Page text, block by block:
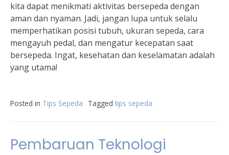
kita dapat menikmati aktivitas bersepeda dengan
aman dan nyaman. Jadi, jangan lupa untuk selalu
memperhatikan posisi tubuh, ukuran sepeda, cara
mengayuh pedal, dan mengatur kecepatan saat
bersepeda. Ingat, kesehatan dan keselamatan adalah
yang utama!
Posted in Tips Sepeda Tagged tips sepeda
Pembaruan Teknologi